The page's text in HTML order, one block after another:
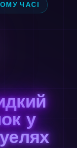
ЧАСІ
у